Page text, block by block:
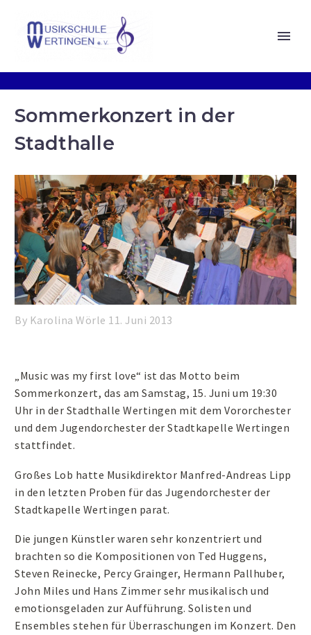
Sommerkonzert in der
Stadthalle
By Karolina Wörle 11. Juni 2013
„Music was my first love“ ist das Motto beim
Sommerkonzert, das am Samstag, 15. Juni um 19:30
Uhr in der Stadthalle Wertingen mit dem Vororchester
und dem Jugendorchester der Stadtkapelle Wertingen
stattfindet.
Großes Lob hatte Musikdirektor Manfred-Andreas Lipp
in den letzten Proben für das Jugendorchester der
Stadtkapelle Wertingen parat.
Die jungen Künstler waren sehr konzentriert und
brachten so die Kompositionen von Ted Huggens,
Steven Reinecke, Percy Grainger, Hermann Pallhuber,
John Miles und Hans Zimmer sehr musikalisch und
emotionsgeladen zur Aufführung. Solisten und
Ensembles stehen für Überraschungen im Konzert. Den